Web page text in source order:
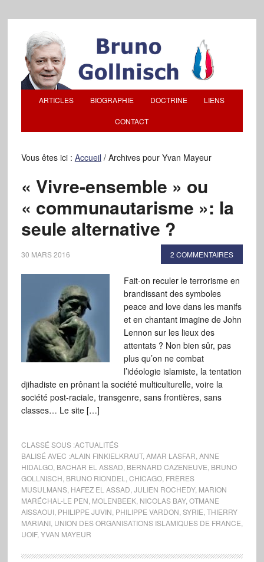
ARTICLES BIOGRAPHIE DOCTRINE LIENS
CONTACT
Vous êtes ici : Accueil /Archives pour Yvan Mayeur
« Vivre-ensemble » ou
« communautarisme »: la
seule alternative ?
30 MARS 2016 2 COMMENTAIRES
Fait-on reculer le terrorisme en
brandissant des symboles
peace and love dans les manifs
et en chantant imagine de John
Lennon sur les lieux des
attentats ? Non bien sûr, pas
plus qu’on ne combat
l’idéologie islamiste, la tentation
djihadiste en prônant la société multiculturelle, voire la
société post-raciale, transgenre, sans frontières, sans
classes… Le site […]
CLASSÉ SOUS :ACTUALITÉS
BALISÉ AVEC :ALAIN FINKIELKRAUT, AMAR LASFAR ANNE
HIDALGO, BACHAR EL ASSAD BERNARD CAZENEUVE BRUNO
GOLLNISCH BRUNO RIONDEL CHICAGO, FRÈRES
MUSULMANS, HAFEZ EL ASSAD JULIEN ROCHEDY, MARION
MARÉCHAL-LE PEN MOLENBEEK, NICOLAS BAY, OTMANE
AISSAOUI, PHILIPPE JUVIN PHILIPPE VARDON SYRIE THIERRY
MARIANI, UNION DES ORGANISATIONS ISLAMIQUES DE FRANCE
UOIF, YVAN MAYEUR